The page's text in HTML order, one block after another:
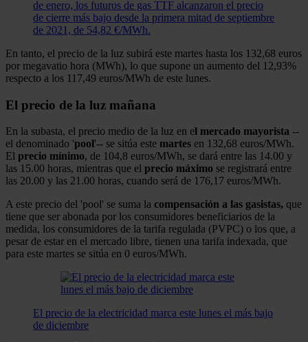
de enero, los futuros de gas TTF alcanzaron el precio
de cierre más bajo desde la primera mitad de septiembre
de 2021, de 54,82 €/MWh.
En tanto, el precio de la luz subirá este martes hasta los 132,68 euros
por megavatio hora (MWh), lo que supone un aumento del 12,93%
respecto a los 117,49 euros/MWh de este lunes.
El precio de la luz mañana
En la subasta, el precio medio de la luz en el mercado mayorista --
el denominado 'pool'-- se sitúa este martes en 132,68 euros/MWh.
El precio mínimo, de 104,8 euros/MWh, se dará entre las 14.00 y
las 15.00 horas, mientras que el precio máximo se registrará entre
las 20.00 y las 21.00 horas, cuando será de 176,17 euros/MWh.
A este precio del 'pool' se suma la compensación a las gasistas, que
tiene que ser abonada por los consumidores beneficiarios de la
medida, los consumidores de la tarifa regulada (PVPC) o los que, a
pesar de estar en el mercado libre, tienen una tarifa indexada, que
para este martes se sitúa en 0 euros/MWh.
El precio de la electricidad marca este lunes el más bajo
de diciembre